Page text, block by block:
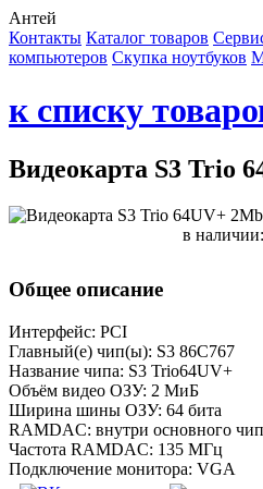
Антей
Контакты Каталог товаров
компьютеров Cкупка ноутбуков
к списку
Видеокарта S3 Trio
в
Общее описание
Интерфейс: PCI
Главный(е) чип(ы): S3 86C767
Название чипа: S3 Trio64UV+
Объём видео ОЗУ: 2 МиБ
Ширина шины ОЗУ: 64 бита
RAMDAC: внутри основного
Частота RAMDAC: 135 МГц
Подключение монитора: VGA